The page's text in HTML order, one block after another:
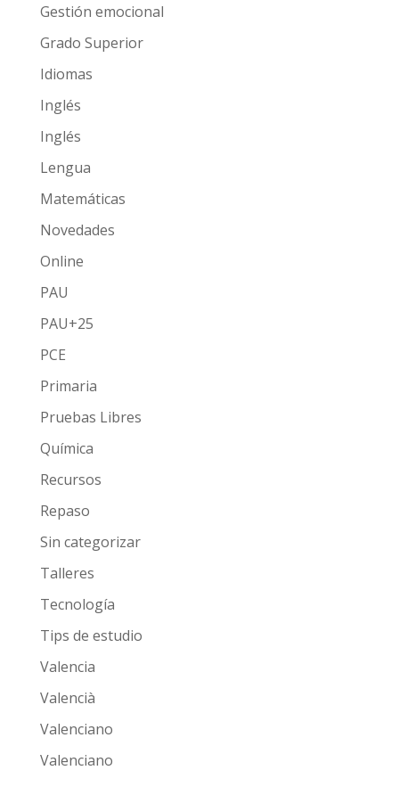
Gestión emocional
Grado Superior
Idiomas
Inglés
Inglés
Lengua
Matemáticas
Novedades
Online
PAU
PAU+25
PCE
Primaria
Pruebas Libres
Química
Recursos
Repaso
Sin categorizar
Talleres
Tecnología
Tips de estudio
Valencia
Valencià
Valenciano
Valenciano